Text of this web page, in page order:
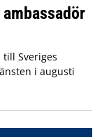
Sveriges
i augusti